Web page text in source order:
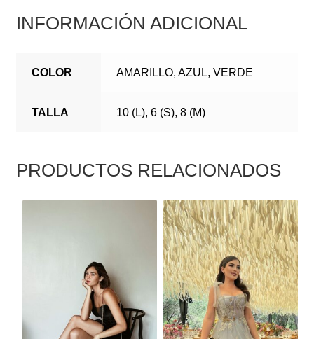
INFORMACIÓN ADICIONAL
COLOR AMARILLO, AZUL, VERDE
TALLA 10 (L), 6 (S), 8 (M)
PRODUCTOS RELACIONADOS
VARIANTES.
OPCIONES
SE
ESTE
PRODUCTO
TIENE
MÚLTIPLES
VARIANTES.
LAS
OPCIONES
SE